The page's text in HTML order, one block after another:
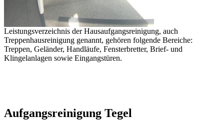
Leistungsverzeichnis der Hausaufgangsreinigung, auch
Treppenhausreinigung genannt, gehören folgende Bereiche:
Treppen, Geländer, Handläufe, Fensterbretter, Brief- und
Klingelanlagen sowie Eingangstüren.
Aufgangsreinigung Tegel